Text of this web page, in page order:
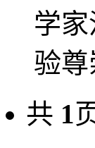
学
验
共 1